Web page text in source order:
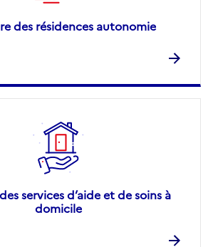
des résidences autonomie
services d’aide et de soins à
domicile